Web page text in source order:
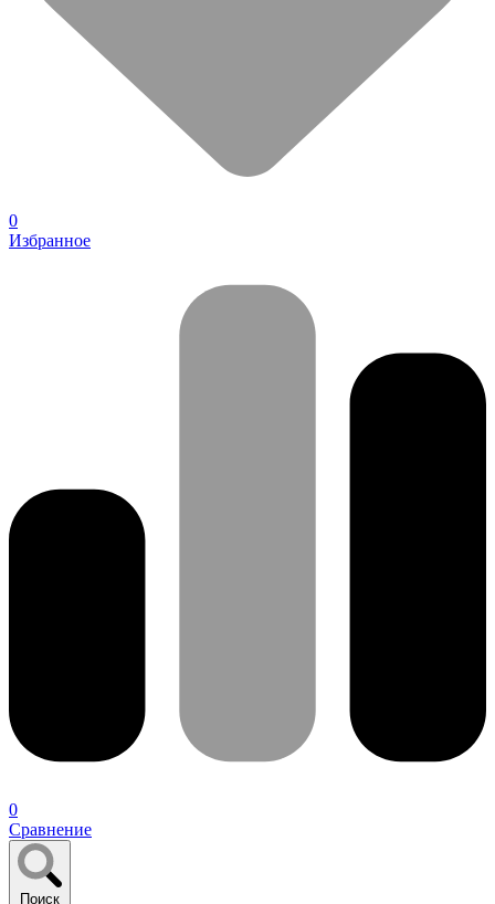
0
Избранное
0
Сравнение
Поиск